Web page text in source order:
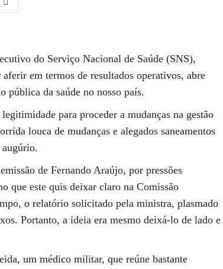
do Serviço Nacional de Saúde (SNS),
em termos de resultados operativos, abre
pública da saúde no nosso país.
para proceder a mudanças na gestão
louca de mudanças e alegados saneamentos
augúrio.
de Fernando Araújo, por pressões
que este quis deixar claro na Comissão
o relatório solicitado pela ministra, plasmado
Portanto, a ideia era mesmo deixá-lo de lado e
um médico militar, que reúne bastante